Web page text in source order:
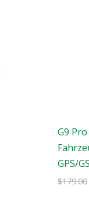
G9
GPS/
$179.00